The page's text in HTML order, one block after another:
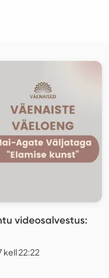
videosalvestus:
kell 22:22